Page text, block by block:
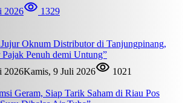
2026
1329
Oknum Distributor di Tanjungpinang,
Penuh demi Untung”
2026Kamis, 9 Juli 2026
1021
Geram, Siap Tarik Saham di Riau Pos